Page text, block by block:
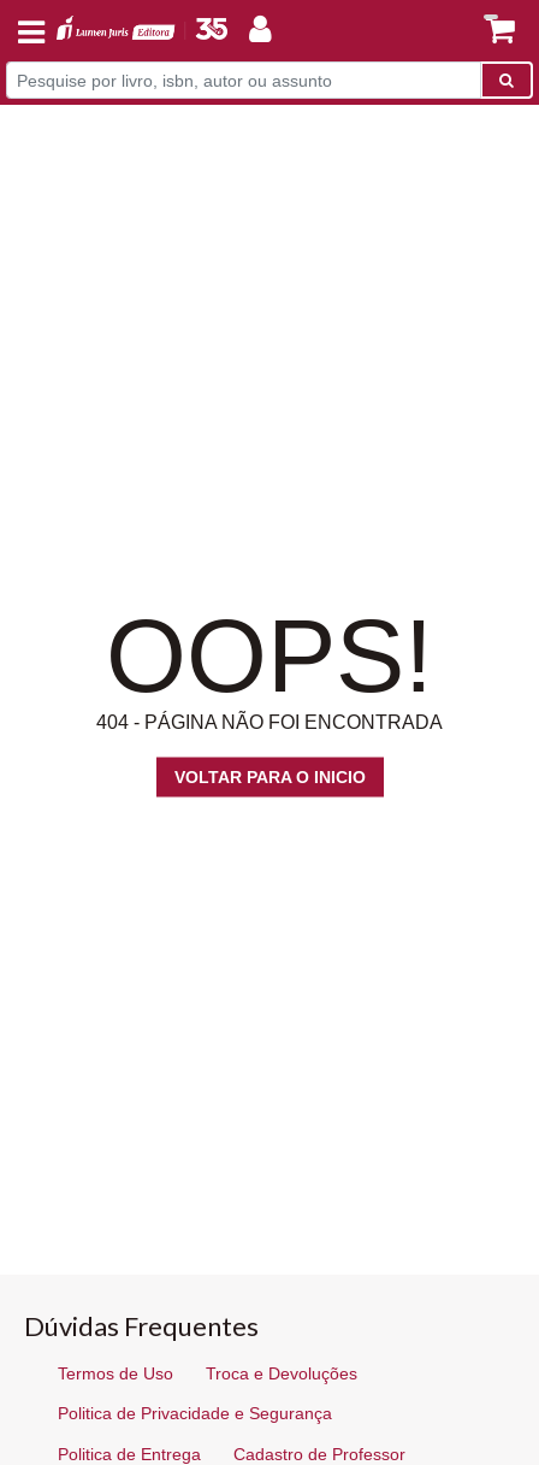
OOPS!
404 - PÁGINA NÃO FOI ENCONTRADA
VOLTAR PARA O INICIO
Dúvidas Frequentes
Termos de Uso Troca e Devoluções
Politica de Privacidade e Segurança
Politica de Entrega Cadastro de Professor